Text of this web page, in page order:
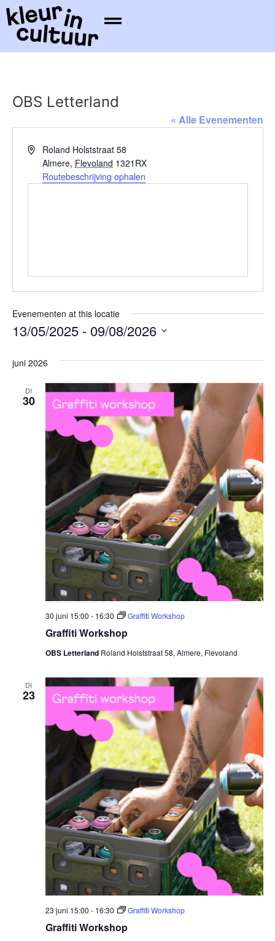
OBS Letterland
« Alle Evenementen
AdresRoland Holststraat 58
Almere, Flevoland 1321RX
Routebeschrijving ophalen
Evenementen at this locatie
13/05/2025 - 09/08/2026
datum.
juni 2026
DI
30
Graffiti Workshop
30 juni 15:00 - 16:30 Graffiti Workshop
OBS Letterland Roland Holststraat 58, Almere, Flevoland
DI
23
Graffiti Workshop
23 juni 15:00 - 16:30 Graffiti Workshop